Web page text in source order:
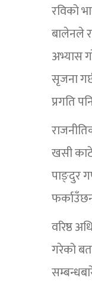
रविको
बालेनले
अभ्यास
सृजना
प्रगति
खसी
पाङ्दुर
वरिष्ठ
गरेको